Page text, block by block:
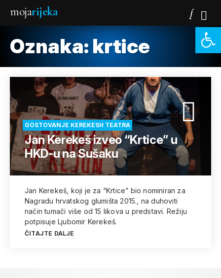
mojarijeka
Oznaka: krtice
GOSTOVANJE KEREKESH TEATRA
Jan Kerekeš izveo “Krtice” u
HKD-u na Sušaku
Jan Kerekeš, koji je za “Krtice” bio nominiran za
Nagradu hrvatskog glumišta 2015., na duhoviti
način tumači više od 15 likova u predstavi. Režiju
potpisuje Ljubomir Kerekeš.
ČITAJTE DALJE